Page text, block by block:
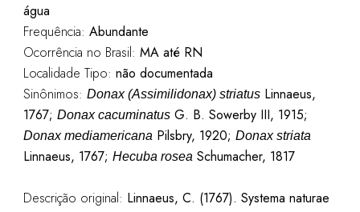
água
Frequência: Abundante
Ocorrência no Brasil: MA até RN
Localidade Tipo: não documentada
Sinônimos: Donax (Assimilidonax) striatusLinnaeus,
1767; Donax cacuminatusG. B. Sowerby III, 1915;
Donax mediamericanaPilsbry, 1920; Donax striata
Linnaeus, 1767; Hecuba roseaSchumacher, 1817
Descrição original: Linnaeus, C. (1767). Systema naturae